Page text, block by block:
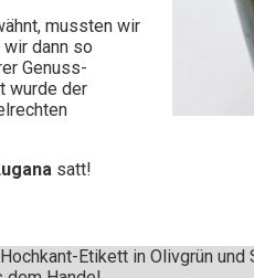
mussten wir
dann so
Genuss-
wurde der
satt!
Etikett in Olivgrün